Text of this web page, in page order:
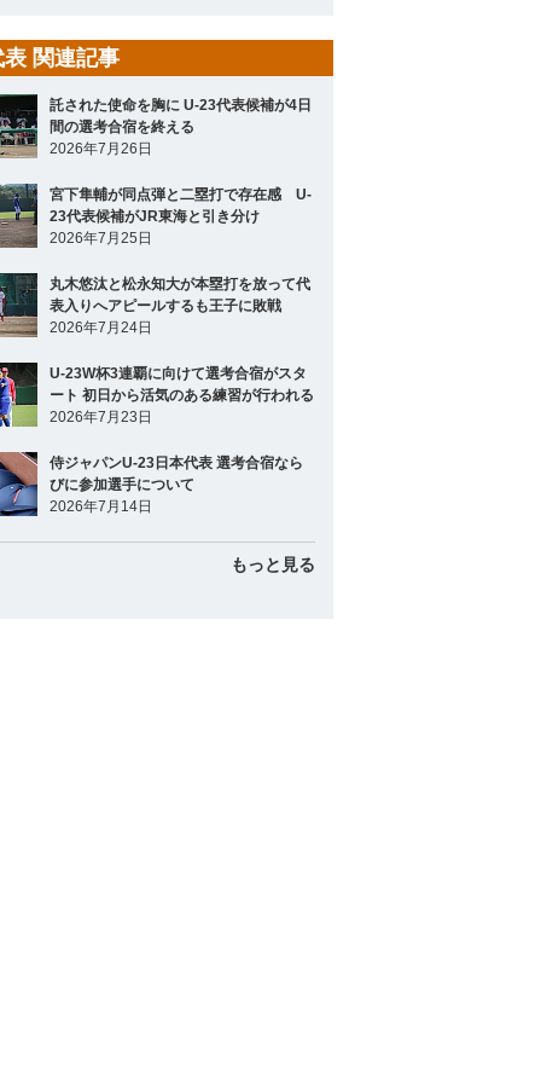
関連記事
託された使命を胸に U-23代表候補が4日
間の選考合宿を終える
2026年7月26日
宮下隼輔が同点弾と二塁打で存在感 U-
23代表候補がJR東海と引き分け
2026年7月25日
丸木悠汰と松永知大が本塁打を放って代
表入りへアピールするも王子に敗戦
2026年7月24日
U-23W杯3連覇に向けて選考合宿がスタ
ート 初日から活気のある練習が行われる
2026年7月23日
侍ジャパンU-23日本代表 選考合宿なら
びに参加選手について
2026年7月14日
もっと見る